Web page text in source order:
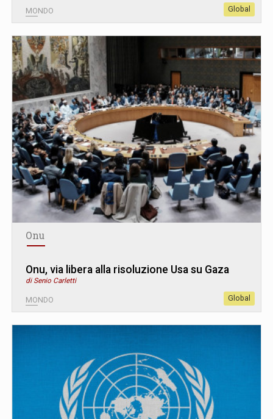
MONDO Global
Onu
Onu, via libera alla risoluzione Usa su Gaza
di Senio Carletti
MONDO Global